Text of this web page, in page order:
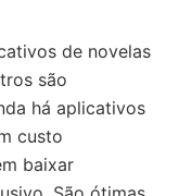
de novelas
são
há aplicativos
custo
baixar